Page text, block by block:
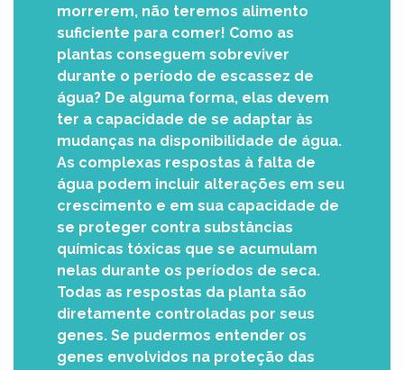
morrerem, não teremos alimento
suficiente para comer! Como as
plantas conseguem sobreviver
durante o período de escassez de
água? De alguma forma, elas devem
ter a capacidade de se adaptar às
mudanças na disponibilidade de água.
As complexas respostas à falta de
água podem incluir alterações em seu
crescimento e em sua capacidade de
se proteger contra substâncias
químicas tóxicas que se acumulam
nelas durante os períodos de seca.
Todas as respostas da planta são
diretamente controladas por seus
genes. Se pudermos entender os
genes envolvidos na proteção das